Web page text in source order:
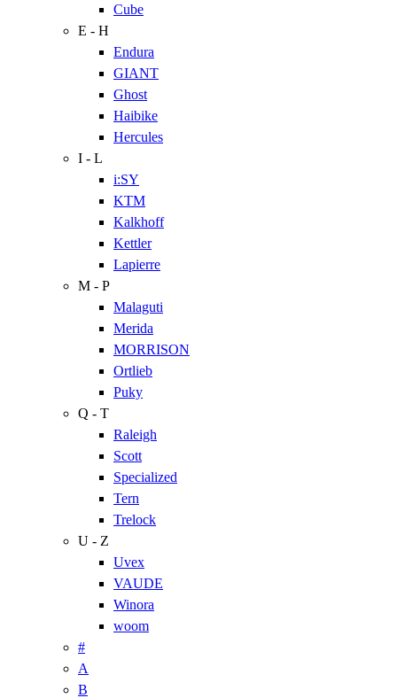
Cube
E - H
Endura
GIANT
Ghost
Haibike
Hercules
I - L
i:SY
KTM
Kalkhoff
Kettler
Lapierre
M - P
Malaguti
Merida
MORRISON
Ortlieb
Puky
Q - T
Raleigh
Scott
Specialized
Tern
Trelock
U - Z
Uvex
VAUDE
Winora
woom
#
A
B